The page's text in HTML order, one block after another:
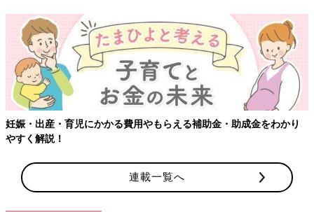
妊娠・出産・育児にかかる費用やもらえる補助金・助成金をわかり
やすく解説！
連載一覧へ